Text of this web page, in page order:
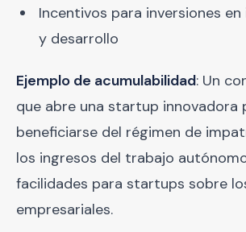
Incentivos para inversiones
y desarrollo
Ejemplo de acumulabilidad: Un
que abre una startup innovadora
beneficiarse del régimen de
los ingresos del trabajo
facilidades para startups sobre
empresariales.